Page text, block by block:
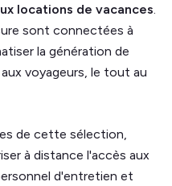
locations de vacances
sont connectées à
la génération de
voyageurs, le tout au
de cette sélection,
à distance l'accès aux
d'entretien et